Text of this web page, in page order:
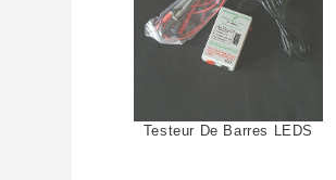
Testeur De Barres LEDS